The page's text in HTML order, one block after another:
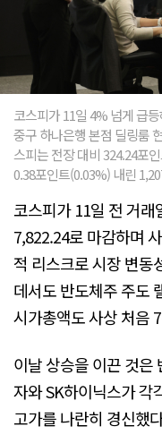
코스피가 11일 4% 넘게 급
중구 하나은행 본점 딜링룸
스피는 전장 대비 324.24포
0.38포인트(0.03%) 내린
코스피가 11일 전 거
7,822.24로 마감하며
적 리스크로 시장 변동
데서도 반도체주 주도
시가총액도 사상 처음
이날 상승을 이끈 것은
자와 SK하이닉스가 각
고가를 나란히 경신했